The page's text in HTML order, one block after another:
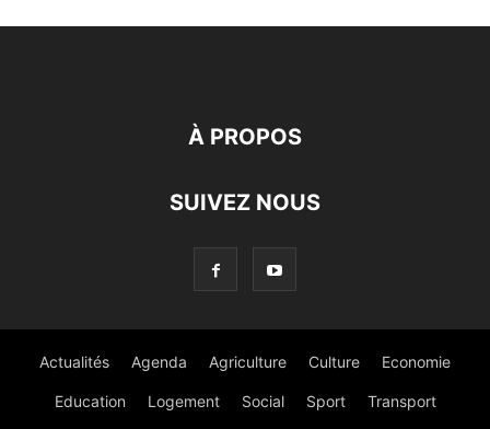
À PROPOS
SUIVEZ NOUS
Actualités Agenda Agriculture Culture Economie
Education Logement Social Sport Transport